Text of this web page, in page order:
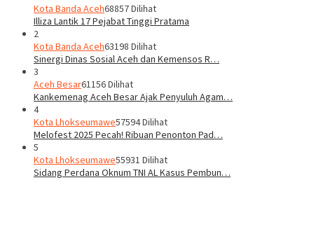
Kota Banda Aceh68857 Dilihat
Illiza Lantik 17 Pejabat Tinggi Pratama
2
Kota Banda Aceh63198 Dilihat
Sinergi Dinas Sosial Aceh dan Kemensos R…
3
Aceh Besar61156 Dilihat
Kankemenag Aceh Besar Ajak Penyuluh Agam…
4
Kota Lhokseumawe57594 Dilihat
Melofest 2025 Pecah! Ribuan Penonton Pad…
5
Kota Lhokseumawe55931 Dilihat
Sidang Perdana Oknum TNI AL Kasus Pembun…